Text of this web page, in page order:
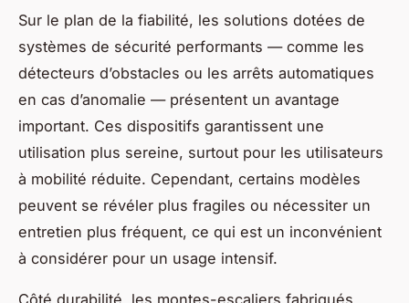
Sur le plan de la fiabilité, les solutions dotées de
systèmes de sécurité performants — comme les
détecteurs d’obstacles ou les arrêts automatiques
en cas d’anomalie — présentent un avantage
important. Ces dispositifs garantissent une
utilisation plus sereine, surtout pour les utilisateurs
à mobilité réduite. Cependant, certains modèles
peuvent se révéler plus fragiles ou nécessiter un
entretien plus fréquent, ce qui est un inconvénient
à considérer pour un usage intensif.
Côté durabilité, les montes-escaliers fabriqués